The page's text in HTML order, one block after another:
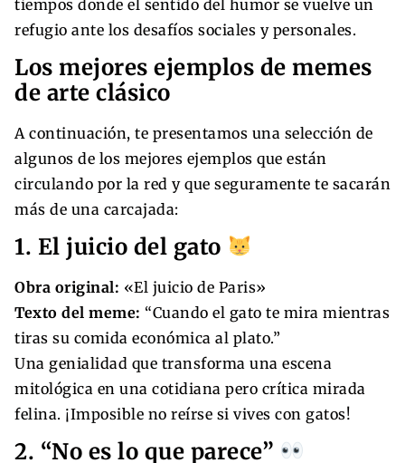
tiempos donde el sentido del humor se vuelve un
refugio ante los desafíos sociales y personales.
Los mejores ejemplos de memes
de arte clásico
A continuación, te presentamos una selección de
algunos de los mejores ejemplos que están
circulando por la red y que seguramente te sacarán
más de una carcajada:
1. El juicio del gato
Obra original: «El juicio de Paris»
Texto del meme: “Cuando el gato te mira mientras
tiras su comida económica al plato.”
Una genialidad que transforma una escena
mitológica en una cotidiana pero crítica mirada
felina. ¡Imposible no reírse si vives con gatos!
2. “No es lo que parece”